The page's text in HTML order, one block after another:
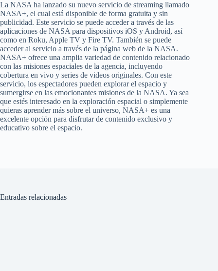
La NASA ha lanzado su nuevo servicio de streaming llamado
NASA+, el cual está disponible de forma gratuita y sin
publicidad. Este servicio se puede acceder a través de las
aplicaciones de NASA para dispositivos iOS y Android, así
como en Roku, Apple TV y Fire TV. También se puede
acceder al servicio a través de la página web de la NASA.
NASA+ ofrece una amplia variedad de contenido relacionado
con las misiones espaciales de la agencia, incluyendo
cobertura en vivo y series de videos originales. Con este
servicio, los espectadores pueden explorar el espacio y
sumergirse en las emocionantes misiones de la NASA. Ya sea
que estés interesado en la exploración espacial o simplemente
quieras aprender más sobre el universo, NASA+ es una
excelente opción para disfrutar de contenido exclusivo y
educativo sobre el espacio.
Entradas relacionadas